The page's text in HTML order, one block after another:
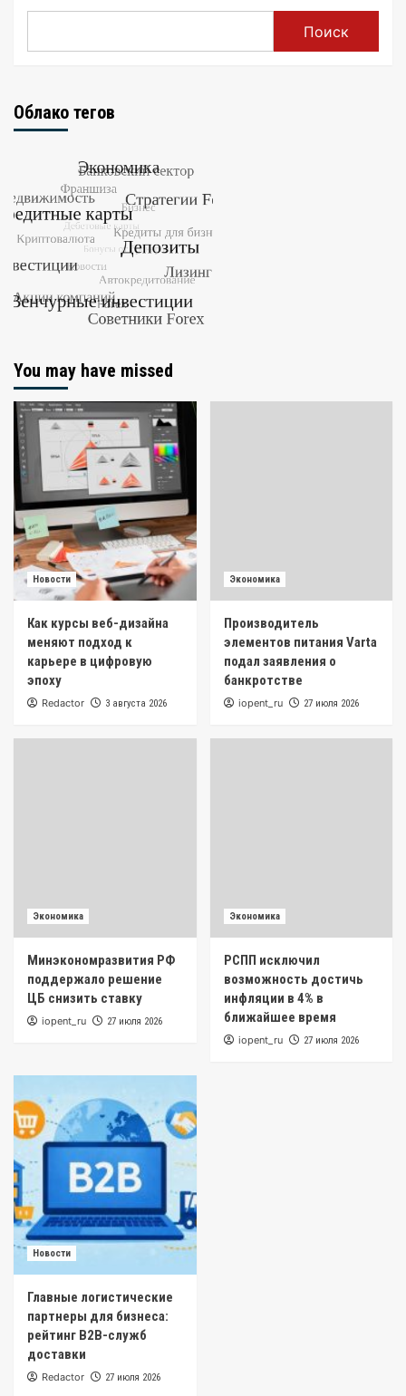
Поиск
Облако тегов
You may have missed
Новости
Как курсы веб-дизайна
меняют подход к
карьере в цифровую
эпоху
Redactor 3 августа 2026
Экономика
Производитель
элементов питания Varta
подал заявления о
банкротстве
iopent_ru 27 июля 2026
Экономика
Минэкономразвития РФ
поддержало решение
ЦБ снизить ставку
iopent_ru 27 июля 2026
Экономика
РСПП исключил
возможность достичь
инфляции в 4% в
ближайшее время
iopent_ru 27 июля 2026
Новости
Главные логистические
партнеры для бизнеса:
рейтинг B2B-служб
доставки
Redactor 27 июля 2026